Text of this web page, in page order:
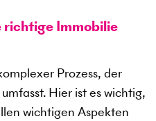
richtige Immobilie
Prozess, der
Hier ist es wichtig,
wichtigen Aspekten